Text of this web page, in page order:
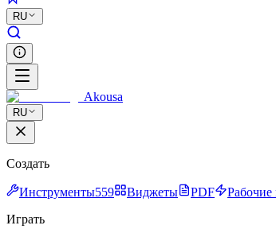
RU
Akousa
RU
Создать
Инструменты559 Виджеты PDF Рабочие
Играть